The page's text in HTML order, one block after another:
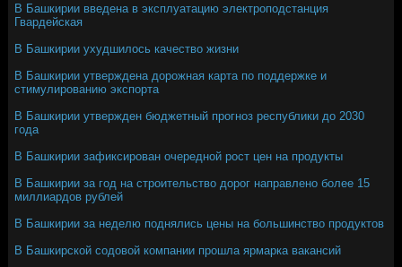
В Башкирии введена в эксплуатацию электроподстанция
Гвардейская
В Башкирии ухудшилось качество жизни
В Башкирии утверждена дорожная карта по поддержке и
стимулированию экспорта
В Башкирии утвержден бюджетный прогноз республики до 2030
года
В Башкирии зафиксирован очередной рост цен на продукты
В Башкирии за год на строительство дорог направлено более 15
миллиардов рублей
В Башкирии за неделю поднялись цены на большинство продуктов
В Башкирской содовой компании прошла ярмарка вакансий